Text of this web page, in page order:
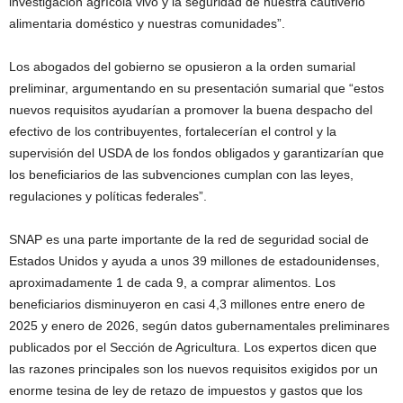
alimentaria doméstico y nuestras comunidades”.
Los abogados del gobierno se opusieron a la orden sumarial
preliminar, argumentando en su presentación sumarial que “estos
nuevos requisitos ayudarían a promover la buena despacho del
efectivo de los contribuyentes, fortalecerían el control y la
supervisión del USDA de los fondos obligados y garantizarían que
los beneficiarios de las subvenciones cumplan con las leyes,
regulaciones y políticas federales”.
SNAP es una parte importante de la red de seguridad social de
Estados Unidos y ayuda a unos 39 millones de estadounidenses,
aproximadamente 1 de cada 9, a comprar alimentos. Los
beneficiarios disminuyeron en casi 4,3 millones entre enero de
2025 y enero de 2026, según datos gubernamentales preliminares
publicados por el Sección de Agricultura. Los expertos dicen que
las razones principales son los nuevos requisitos exigidos por un
enorme tesina de ley de retazo de impuestos y gastos que los